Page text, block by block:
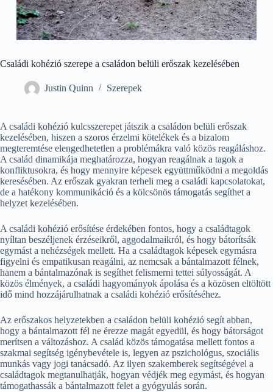
Családi kohézió szerepe a családon belüli erőszak kezelésében
Justin Quinn Szerepek
A családi kohézió kulcsszerepet játszik a családon belüli erőszak
kezelésében, hiszen a szoros érzelmi kötelékek és a bizalom
megteremtése elengedhetetlen a problémákra való közös reagáláshoz.
A család dinamikája meghatározza, hogyan reagálnak a tagok a
konfliktusokra, és hogy mennyire képesek együttműködni a megoldás
keresésében. Az erőszak gyakran terheli meg a családi kapcsolatokat,
de a hatékony kommunikáció és a kölcsönös támogatás segíthet a
helyzet kezelésében.
A családi kohézió erősítése érdekében fontos, hogy a családtagok
nyíltan beszéljenek érzéseikről, aggodalmaikról, és hogy bátorítsák
egymást a nehézségek mellett. Ha a családtagok képesek egymásra
figyelni és empatikusan reagálni, az nemcsak a bántalmazott félnek,
hanem a bántalmazónak is segíthet felismerni tettei súlyosságát. A
közös élmények, a családi hagyományok ápolása és a közösen eltöltött
idő mind hozzájárulhatnak a családi kohézió erősítéséhez.
Az erőszakos helyzetekben a családon belüli kohézió segít abban,
hogy a bántalmazott fél ne érezze magát egyedül, és hogy bátorságot
merítsen a változáshoz. A család közös támogatása mellett fontos a
szakmai segítség igénybevétele is, legyen az pszichológus, szociális
munkás vagy jogi tanácsadó. Az ilyen szakemberek segítségével a
családtagok megtanulhatják, hogyan védjék meg egymást, és hogyan
támogathassák a bántalmazott felet a gyógyulás során.